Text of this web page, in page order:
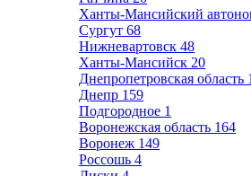
Ханты-Мансийский
Сургут 68
Нижневартовск 48
Ханты-Мансийск 20
Днепропетровская область
Днепр 159
Подгородное 1
Воронежская область 164
Воронеж 149
Россошь 4